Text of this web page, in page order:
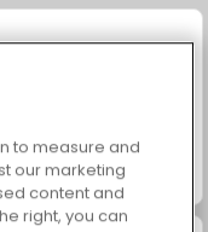
to measure and
our marketing
content and
right, you can